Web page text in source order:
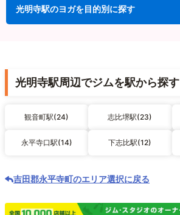
光明寺駅のヨガを目的別に探す
光明寺駅周辺でジムを駅から探す
観音町駅(24) 志比堺駅(23)
永平寺口駅(14) 下志比駅(12)
吉田郡永平寺町のエリア選択に戻る